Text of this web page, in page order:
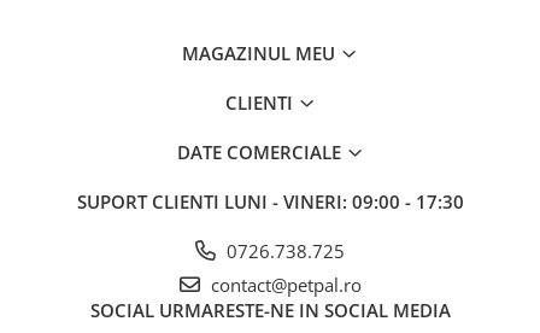
MAGAZINUL MEU
CLIENTI
DATE COMERCIALE
SUPORT CLIENTI LUNI - VINERI: 09:00 - 17:30
0726.738.725
contact@petpal.ro
SOCIAL URMARESTE-NE IN SOCIAL MEDIA